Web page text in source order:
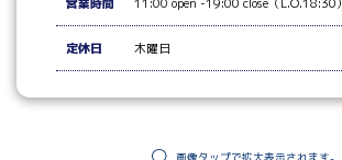
定休日 木曜日